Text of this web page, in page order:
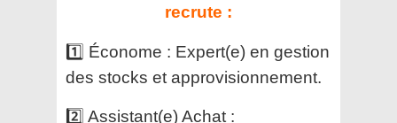
recrute :
1️⃣ Économe : Expert(e) en gestion
des stocks et approvisionnement.
2️⃣ Assistant(e) Achat :